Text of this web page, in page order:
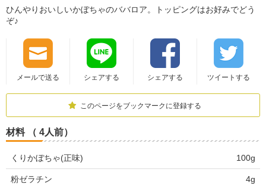
ひんやりおいしいかぼちゃのババロア。トッピングはお好みでどう
ぞ♪
メールで送る シェアする シェアする ツイートする
このページをブックマークに登録する
材料 （ 4人前）
くりかぼちゃ(正味) 100g
粉ゼラチン 4g